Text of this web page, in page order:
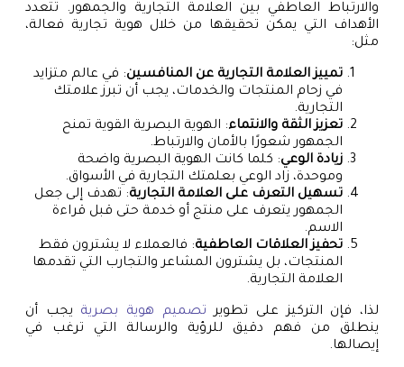
والارتباط العاطفي بين العلامة التجارية والجمهور. تتعدد
الأهداف التي يمكن تحقيقها من خلال هوية تجارية فعالة،
مثل:
تمييز العلامة التجارية عن المنافسين: في عالم متزايد
في زحام المنتجات والخدمات، يجب أن تبرز علامتك
التجارية.
تعزيز الثقة والانتماء: الهوية البصرية القوية تمنح
الجمهور شعورًا بالأمان والارتباط.
زيادة الوعي: كلما كانت الهوية البصرية واضحة
وموحدة، زاد الوعي بعلمتك التجارية في الأسواق.
تسهيل التعرف على العلامة التجارية: تهدف إلى جعل
الجمهور يتعرف على منتج أو خدمة حتى قبل قراءة
الاسم.
تحفيز العلاقات العاطفية: فالعملاء لا يشترون فقط
المنتجات، بل يشترون المشاعر والتجارب التي تقدمها
العلامة التجارية.
لذا، فإن التركيز على تطوير تصميم هوية بصرية يجب أن
ينطلق من فهم دقيق للرؤية والرسالة التي ترغب في
إيصالها.